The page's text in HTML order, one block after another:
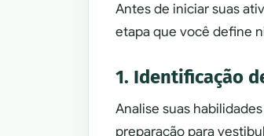
Antes de iniciar suas
etapa que você define
1. Identificação
Analise suas
preparação para